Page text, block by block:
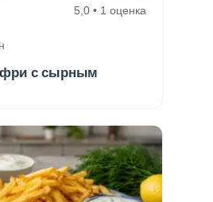
5,0 • 1 оценка
фри с сырным